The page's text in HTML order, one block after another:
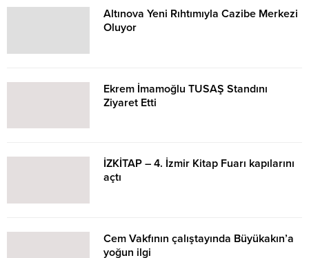
Altınova Yeni Rıhtımıyla Cazibe Merkezi
Oluyor
Ekrem İmamoğlu TUSAŞ Standını
Ziyaret Etti
İZKİTAP – 4. İzmir Kitap Fuarı kapılarını
açtı
Cem Vakfının çalıştayında Büyükakın’a
yoğun ilgi